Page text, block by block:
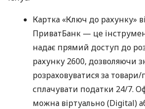
Картка «Ключ до рахунку»
ПриватБанк — це
надає прямий доступ до
рахунку 2600, дозволяючи
розраховуватися за товари/
сплачувати податки 24/7.
можна віртуально (Digital)